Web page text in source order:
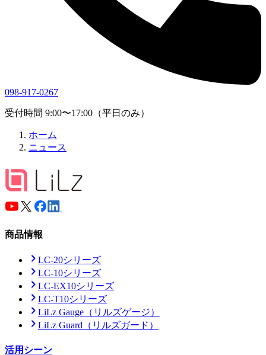
098-917-0267
受付時間 9:00〜17:00（平日のみ）
ホーム
ニュース
商品情報
LC-20シリーズ
LC-10シリーズ
LC-EX10シリーズ
LC-T10シリーズ
LiLz Gauge （リルズゲージ）
LiLz Guard （リルズガード）
活用シーン